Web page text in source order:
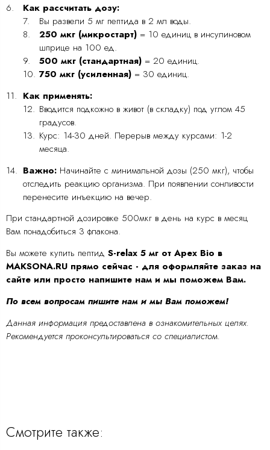
Как рассчитать дозу:
Вы развели 5 мг пептида в 2 мл воды.
250 мкг (микростарт) = 10 единиц в инсулиновом
шприце на 100 ед.
500 мкг (стандартная) = 20 единиц.
750 мкг (усиленная) = 30 единиц.
Как применять:
Вводится подкожно в живот (в складку) под углом 45
градусов.
Курс: 14-30 дней. Перерыв между курсами: 1-2
месяца.
Важно:Начинайте с минимальной дозы (250 мкг), чтобы
отследить реакцию организма. При появлении сонливости
перенесите инъекцию на вечер.
При стандартной дозировке 500мкг в день на курс в месяц
Вам понадобиться 3 флакона.
Вы можете купить пептид S-relax 5 мг от Apex Bio в
MAKSONA.RU прямо сейчас - для оформляйте заказ на
сайте или просто напишите нам и мы поможем Вам.
По всем вопросам пишите нам и мы Вам поможем!
Данная информация предоставлена в ознакомительных целях.
Рекомендуется проконсультироваться со специалистом.
Смотрите также: